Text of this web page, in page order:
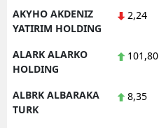
AKYHO AKDENIZ
YATIRIM HOLDING
2,24
ALARK ALARKO
HOLDING
101,80
ALBRK ALBARAKA
TURK
8,35